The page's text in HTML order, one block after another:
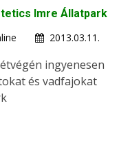
Imre Állatpark
2013.03.11.
ingyenesen
és vadfajokat